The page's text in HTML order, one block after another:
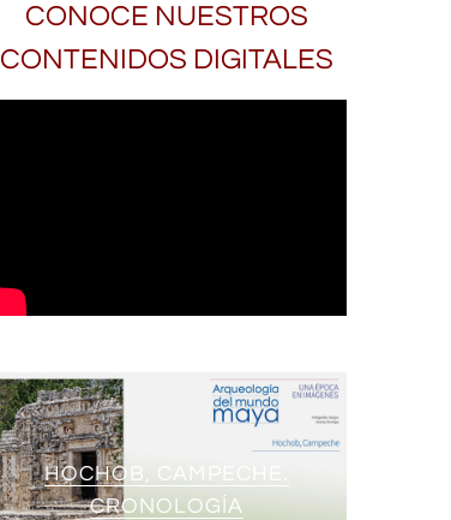
CONOCE NUESTROS
CONTENIDOS DIGITALES
HOCHOB, CAMPECHE.
CRONOLOGÍA